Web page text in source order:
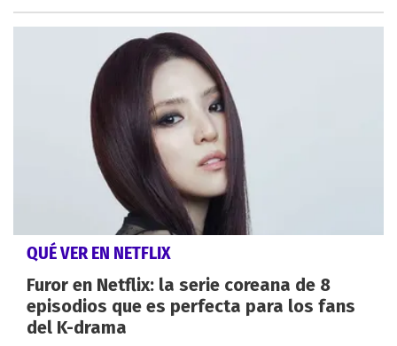
QUÉ VER EN NETFLIX
Furor en Netflix: la serie coreana de 8
episodios que es perfecta para los fans
del K-drama